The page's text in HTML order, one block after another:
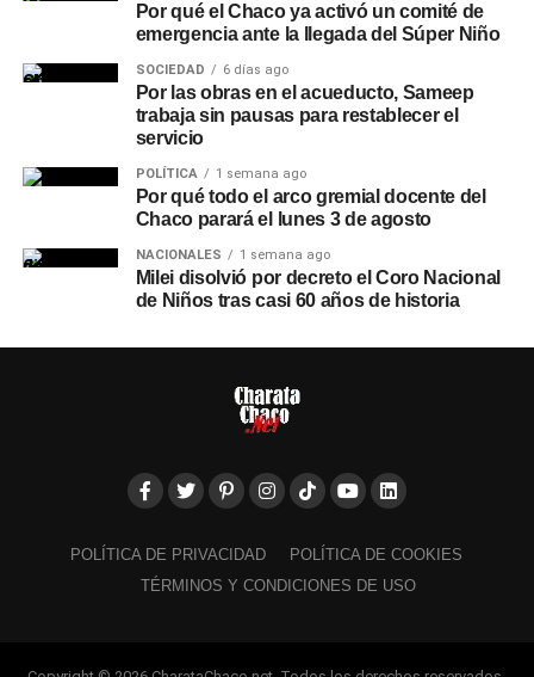
Por qué el Chaco ya activó un comité de
emergencia ante la llegada del Súper Niño
SOCIEDAD 6 días ago
Por las obras en el acueducto, Sameep
trabaja sin pausas para restablecer el
servicio
POLÍTICA 1 semana ago
Por qué todo el arco gremial docente del
Chaco parará el lunes 3 de agosto
NACIONALES 1 semana ago
Milei disolvió por decreto el Coro Nacional
de Niños tras casi 60 años de historia
POLÍTICA DE PRIVACIDAD
POLÍTICA DE COOKIES
TÉRMINOS Y CONDICIONES DE USO